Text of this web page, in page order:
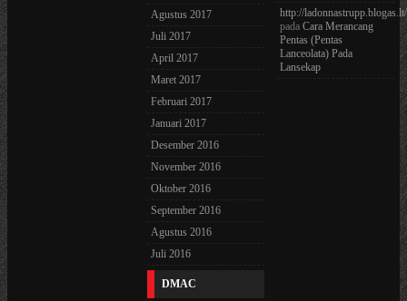
Agustus 2017
Juli 2017
April 2017
Maret 2017
Februari 2017
Januari 2017
Desember 2016
November 2016
Oktober 2016
September 2016
Agustus 2016
Juli 2016
DMAC
http://ladonnastrupp.blogas.lt/
padaCara Merancang
Pentas (Pentas
Lanceolata) Pada
Lansekap